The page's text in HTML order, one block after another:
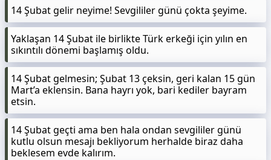
14 Şubat gelir neyime! Sevgililer günü çokta şeyime.
Yaklaşan 14 Şubat ile birlikte Türk erkeği için yılın en
sıkıntılı dönemi başlamış oldu.
14 Şubat gelmesin; Şubat 13 çeksin, geri kalan 15 gün
Mart’a eklensin. Bana hayrı yok, bari kediler bayram
etsin.
14 Şubat geçti ama ben hala ondan sevgililer günü
kutlu olsun mesajı bekliyorum herhalde biraz daha
beklesem evde kalırım.